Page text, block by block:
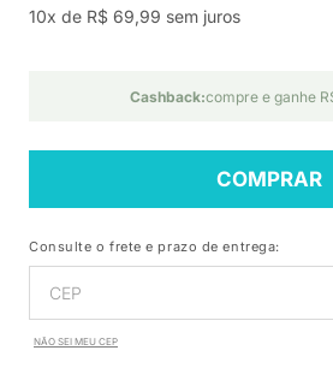
10x de R$ 69,99 sem juros
Cashback:compre e ganhe
COMPRAR
Consulte o frete e prazo de entrega:
NÃO SEI MEU CEP